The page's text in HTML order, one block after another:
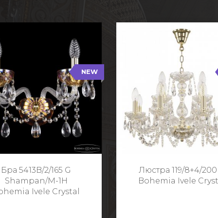
NEW
Бра 5413B/2/165 G
Shampan/M-1H
Ivele Crystal
2/165 G Shampan/M-1H
Тип: Хрустальные
арматуры: Золото/
Кол-во ламп: 2
Ширина: 35 см
Люстра 119/8+4/200
Bohemia Ivele
119/8+4/200 G
Тип: Стеклянный рожок
Цвет арматуры:
Кол-во ламп:
Диаметр: 58